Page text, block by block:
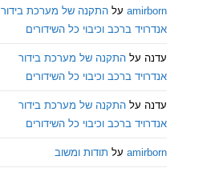
amirborn על התקנה של מערכת בידור
אנדרויד ברכב וכיבוי כל השידורים
עדנה על התקנה של מערכת בידור
אנדרויד ברכב וכיבוי כל השידורים
עדנה על התקנה של מערכת בידור
אנדרויד ברכב וכיבוי כל השידורים
amirborn על תודות ומשוב